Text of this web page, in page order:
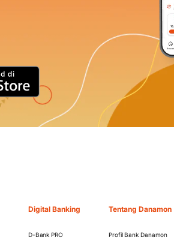
Digital Banking
D-Bank PRO
Tentang Danamon
Profil Bank Danamon